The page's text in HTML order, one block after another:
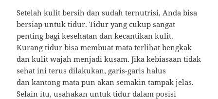
Setelah kulit bersih dan sudah ternutrisi, Anda bisa
bersiap untuk tidur. Tidur yang cukup sangat
penting bagi kesehatan dan kecantikan kulit.
Kurang tidur bisa membuat mata terlihat bengkak
dan kulit wajah menjadi kusam. Jika kebiasaan tidak
sehat ini terus dilakukan, garis-garis halus
dan kantong mata pun akan semakin tampak jelas.
Selain itu, usahakan untuk tidur dalam posisi